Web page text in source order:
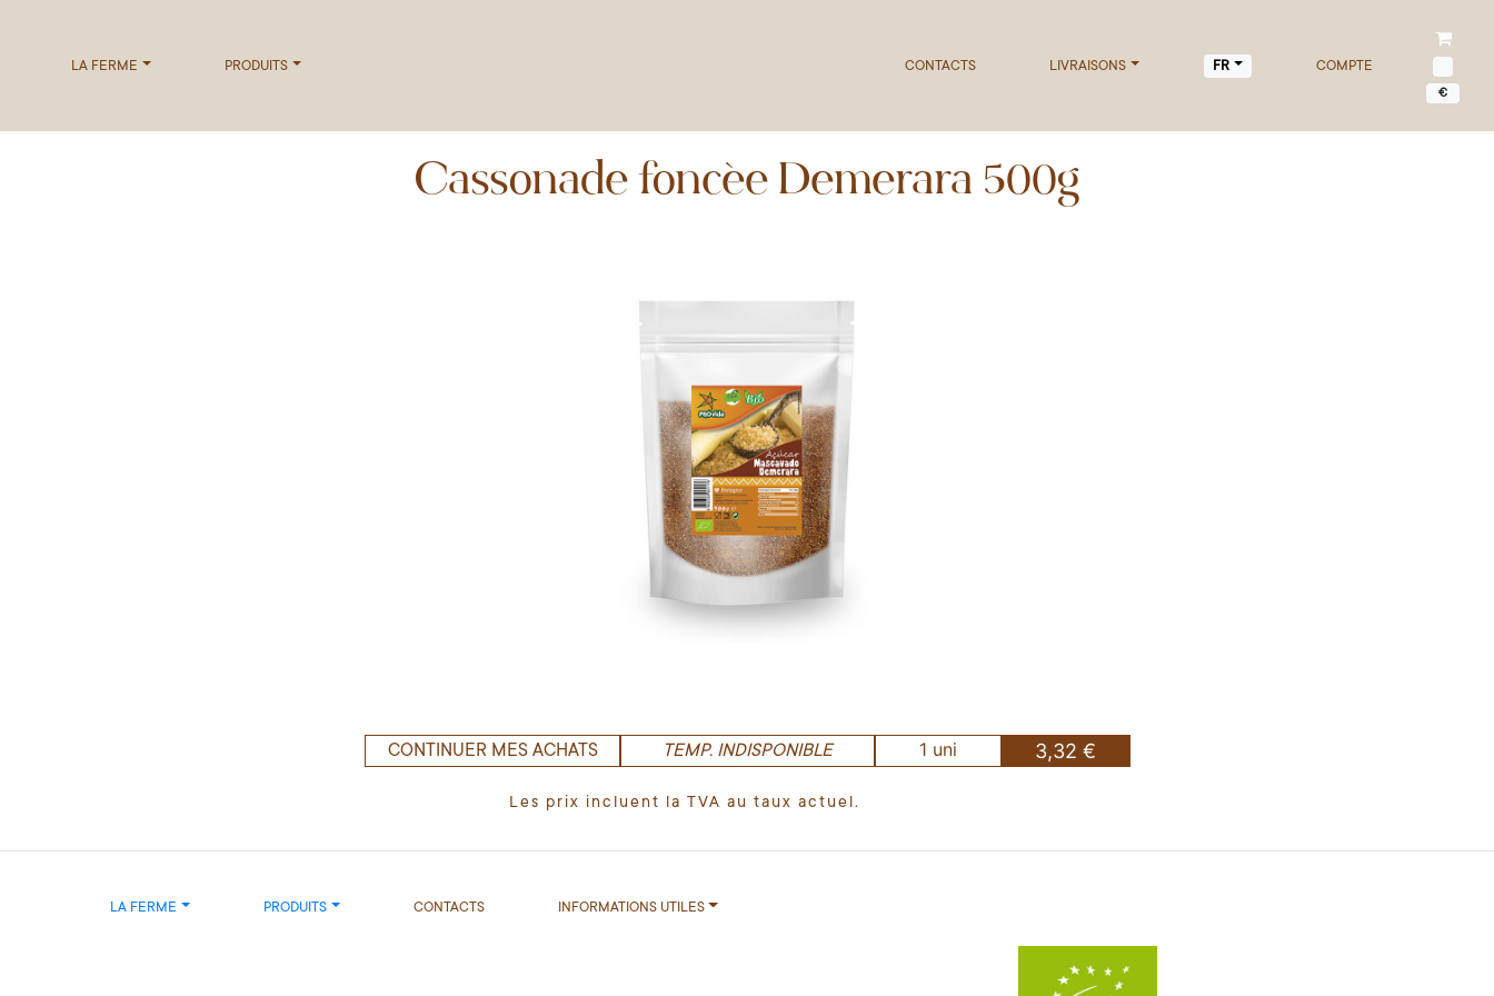
LA FERME PRODUITS CONTACTS LIVRAISONS FR COMPTE
€
Cassonade foncée Demerara 500g
CONTINUER MES ACHATS TEMP. INDISPONIBLE 1 uni 3,32 €
Les prix incluent la TVA au taux actuel.
LA FERME PRODUITS CONTACTS INFORMATIONS UTILES